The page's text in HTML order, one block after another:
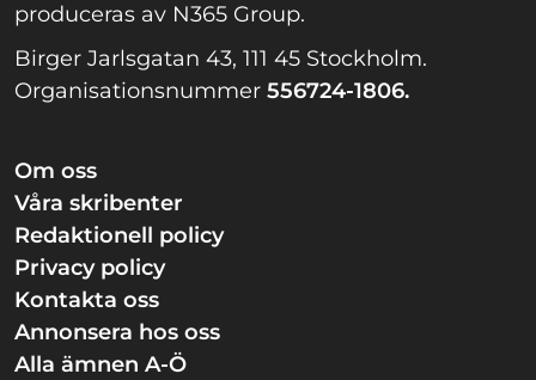
produceras av N365 Group.
Birger Jarlsgatan 43, 111 45 Stockholm.
Organisationsnummer 556724-1806.
Om oss
Våra skribenter
Redaktionell policy
Privacy policy
Kontakta oss
Annonsera hos oss
Alla ämnen A-Ö